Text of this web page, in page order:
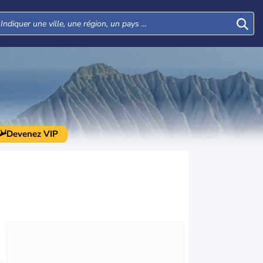
Devenez VIP